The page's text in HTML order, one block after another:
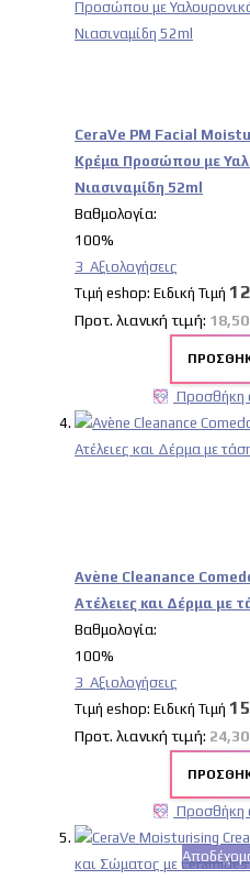
CeraVe PM Facial
Κρέμα Προσώπου με
Νιασιναμίδη 52ml
Βαθμολογία:
100%
3 Αξιολογήσεις
Tιμή eshop: Ειδική Τιμή
Προτ. λιανική τιμή:
Προσθήκη
Avène Cleanance
Ατέλειες και Δέρμα με
Βαθμολογία:
100%
3 Αξιολογήσεις
Tιμή eshop: Ειδική Τιμή
Προτ. λιανική τιμή:
Προσθήκη